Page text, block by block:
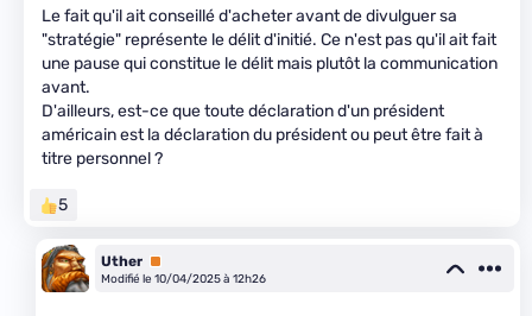
Le fait qu'il ait conseillé d'acheter avant de divulguer sa
"stratégie" représente le délit d'initié. Ce n'est pas qu'il ait fait
une pause qui constitue le délit mais plutôt la communication
avant.
D'ailleurs, est-ce que toute déclaration d'un président
américain est la déclaration du président ou peut être fait à
titre personnel ?
5
Uther Premium
Modifié le 10/04/2025 à 12h26